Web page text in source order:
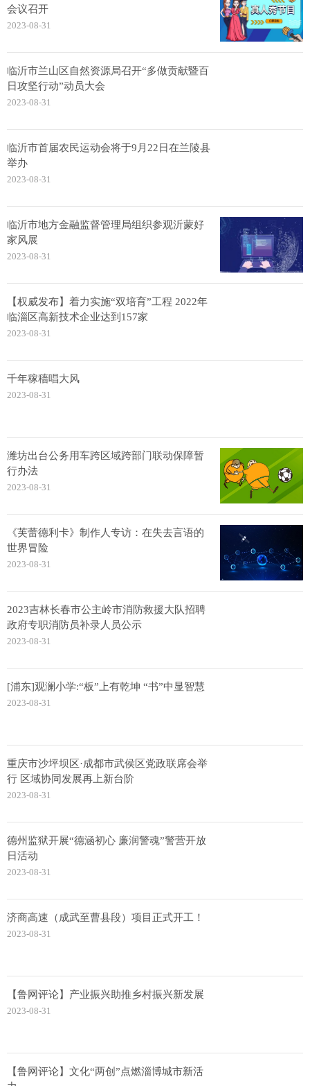
会议召开
2023-08-31
临沂市兰山区自然资源局召开“多做贡献暨百
日攻坚行动”动员大会
2023-08-31
临沂市首届农民运动会将于9月22日在兰陵县
举办
2023-08-31
临沂市地方金融监督管理局组织参观沂蒙好
家风展
2023-08-31
【权威发布】着力实施“双培育”工程 2022年
临淄区高新技术企业达到157家
2023-08-31
千年稼穑唱大风
2023-08-31
潍坊出台公务用车跨区域跨部门联动保障暂
行办法
2023-08-31
《芙蕾德利卡》制作人专访：在失去言语的
世界冒险
2023-08-31
2023吉林长春市公主岭市消防救援大队招聘
政府专职消防员补录人员公示
2023-08-31
[浦东]观澜小学:“板”上有乾坤 “书”中显智慧
2023-08-31
重庆市沙坪坝区·成都市武侯区党政联席会举
行 区域协同发展再上新台阶
2023-08-31
德州监狱开展“德涵初心 廉润警魂”警营开放
日活动
2023-08-31
济商高速（成武至曹县段）项目正式开工！
2023-08-31
【鲁网评论】产业振兴助推乡村振兴新发展
2023-08-31
【鲁网评论】文化“两创”点燃淄博城市新活